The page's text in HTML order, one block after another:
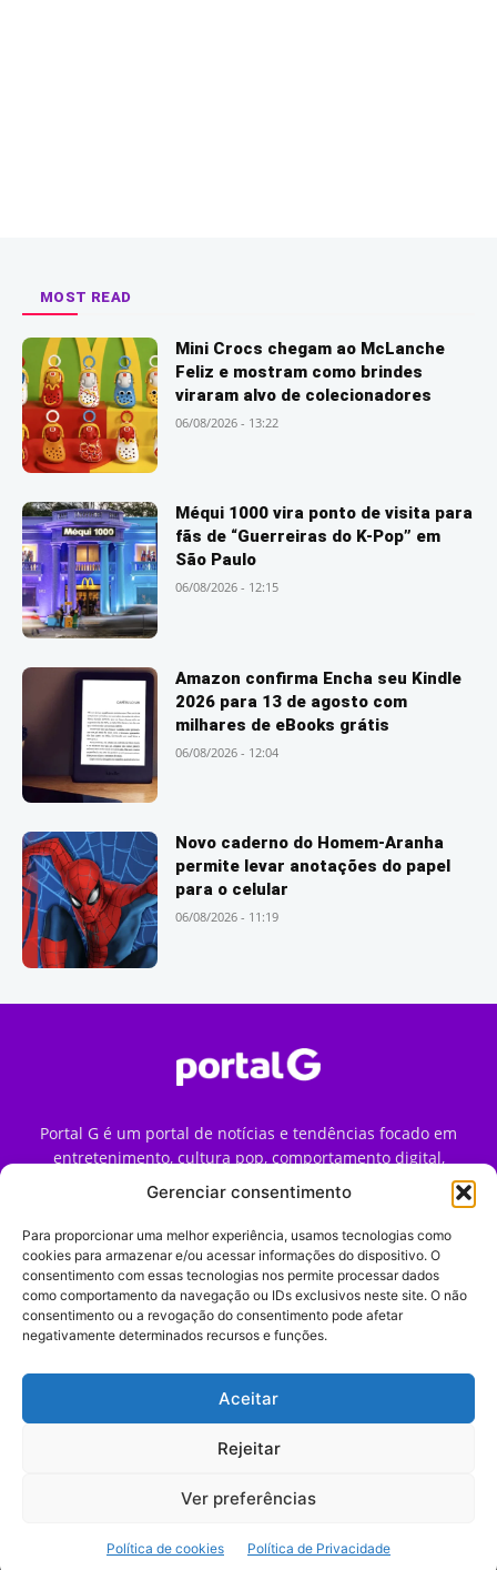
Gerenciar consentimento
Para proporcionar uma melhor experiência, usamos tecnologias como
cookies para armazenar e/ou acessar informações do dispositivo. O
consentimento com essas tecnologias nos permite processar dados
como comportamento da navegação ou IDs exclusivos neste site. O não
consentimento ou a revogação do consentimento pode afetar
negativamente determinados recursos e funções.
Aceitar
Rejeitar
Ver preferências
Política de cookies Política de Privacidade
MOST READ
Mini Crocs chegam ao McLanche
Feliz e mostram como brindes
viraram alvo de colecionadores
06/08/2026 - 13:22
Méqui 1000 vira ponto de visita para
fãs de “Guerreiras do K-Pop” em
São Paulo
06/08/2026 - 12:15
Amazon confirma Encha seu Kindle
2026 para 13 de agosto com
milhares de eBooks grátis
06/08/2026 - 12:04
Novo caderno do Homem-Aranha
permite levar anotações do papel
para o celular
06/08/2026 - 11:19
Portal G é um portal de notícias e tendências focado em
entretenimento, cultura pop, comportamento digital,
streaming, games e iniciativas de marca que impactam a
forma como o público vive e consome internet no Brasil.
Contato:contato@portalg.com.br
Início Sobre
Termos de Uso
Política de Privacidade
Contato
tendências de consumo, marketing e comportamento digital.